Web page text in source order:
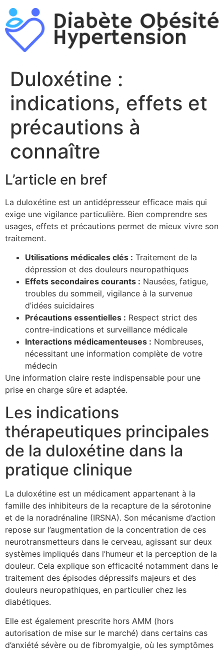
Aller
au
contenu
Duloxétine :
indications, effets et
précautions à
connaître
L’article en bref
La duloxétine est un antidépresseur efficace mais qui
exige une vigilance particulière. Bien comprendre ses
usages, effets et précautions permet de mieux vivre son
traitement.
Utilisations médicales clés : Traitement de la
dépression et des douleurs neuropathiques
Effets secondaires courants : Nausées, fatigue,
troubles du sommeil, vigilance à la survenue
d’idées suicidaires
Précautions essentielles : Respect strict des
contre-indications et surveillance médicale
Interactions médicamenteuses : Nombreuses,
nécessitant une information complète de votre
médecin
Une information claire reste indispensable pour une
prise en charge sûre et adaptée.
Les indications
thérapeutiques principales
de la duloxétine dans la
pratique clinique
La duloxétine est un médicament appartenant à la
famille des inhibiteurs de la recapture de la sérotonine
et de la noradrénaline (IRSNA). Son mécanisme d’action
repose sur l’augmentation de la concentration de ces
neurotransmetteurs dans le cerveau, agissant sur deux
systèmes impliqués dans l’humeur et la perception de la
douleur. Cela explique son efficacité notamment dans le
traitement des épisodes dépressifs majeurs et des
douleurs neuropathiques, en particulier chez les
diabétiques.
Elle est également prescrite hors AMM (hors
autorisation de mise sur le marché) dans certains cas
d’anxiété sévère ou de fibromyalgie, où les symptômes